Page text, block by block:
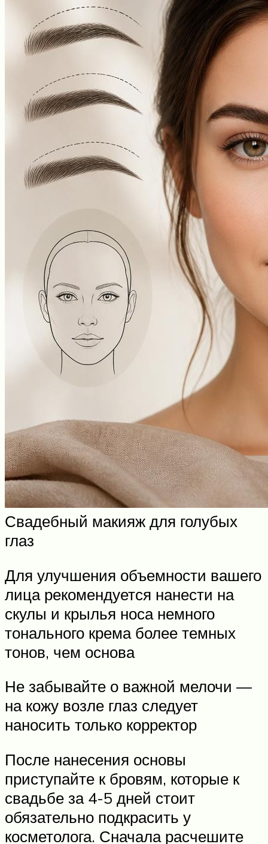
Свадебный макияж для голубых
глаз
Для улучшения объемности вашего
лица рекомендуется нанести на
скулы и крылья носа немного
тонального крема более темных
тонов, чем основа
Не забывайте о важной мелочи —
на кожу возле глаз следует
наносить только корректор
После нанесения основы
приступайте к бровям, которые к
свадьбе за 4-5 дней стоит
обязательно подкрасить у
косметолога. Сначала расчешите